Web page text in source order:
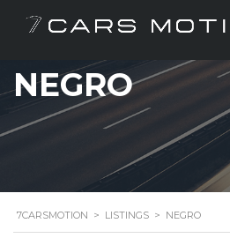
NEGRO
7CARSMOTION > LISTINGS > NEGRO